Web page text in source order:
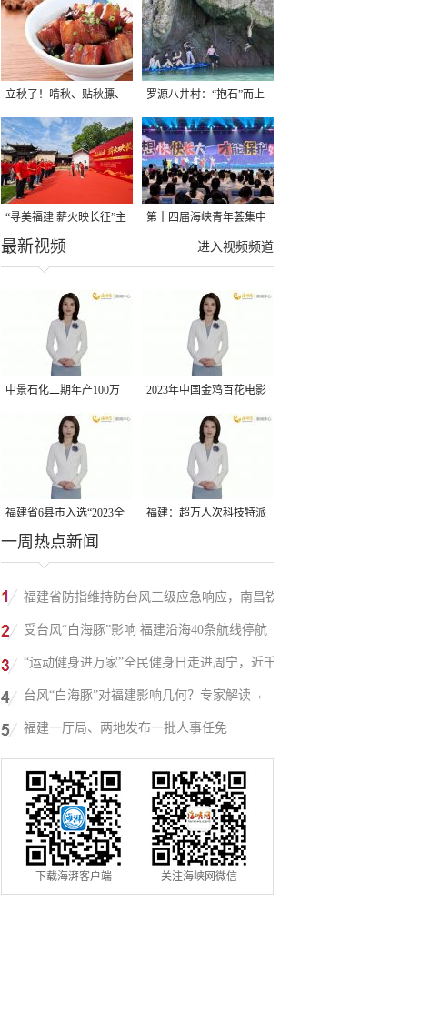
立秋了！啃秋、贴秋膘、
晒秋，福建人这样过才够
味→
罗源八井村：“抱石”而上
“寻美福建 薪火映长征”主
题活动在龙岩长汀启动
第十四届海峡青年荟集中
阶段活动在福州举行
进入视频频道
最新视频
中景石化二期年产100万
吨丙烷脱氢项目建成中交
2023年中国金鸡百花电影
节有福电影巡展31日启动
福建省6县市入选“2023全
国县域发展潜力百强县”
福建：超万人次科技特派
一周热点新闻
福建省防指维持防台风三级应急响应，南昌铁
路停运部分旅客列车→
受台风“白海豚”影响 福建沿海40条航线停航
“运动健身进万家”全民健身日走进周宁，近千
人徒步云端
台风“白海豚”对福建影响几何？专家解读→
福建一厅局、两地发布一批人事任免
下载海湃客户端 关注海峡网微信